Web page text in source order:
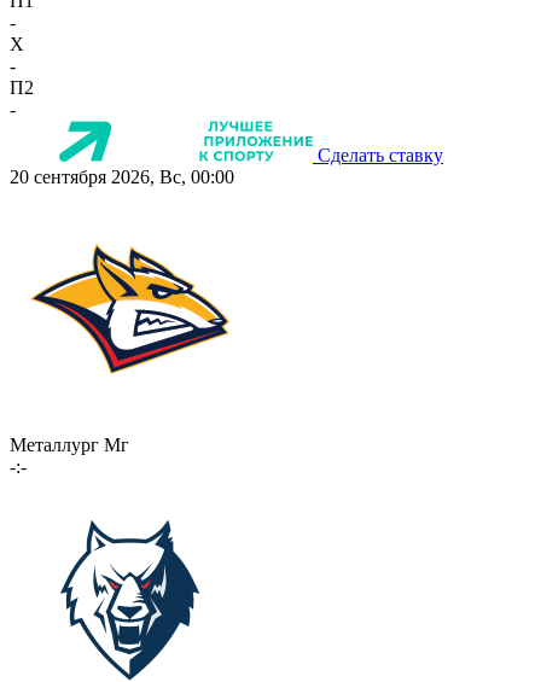
-
X
-
П2
-
Сделать ставку
20 сентября 2026, Вс, 00:00
Металлург Мг
-:-